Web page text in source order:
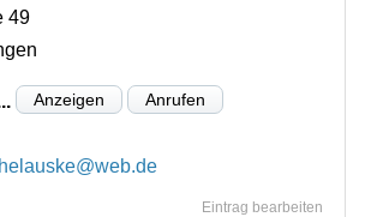
49
Anzeigen Anrufen
Eintrag bearbeiten